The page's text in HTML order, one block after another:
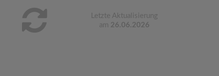
Letzte Aktualisierung
am 26.06.2026